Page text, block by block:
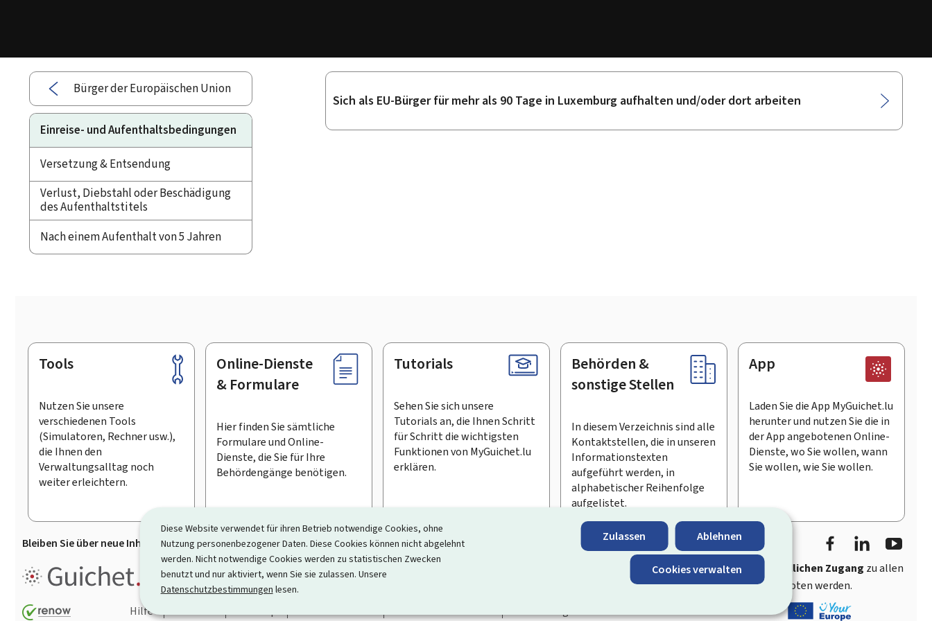
Diese Website verwendet für ihren Betrieb notwendige Cookies, ohne
Nutzung personenbezogener Daten. Diese Cookies können nicht abgelehnt
werden. Nicht notwendige Cookies werden zu statistischen Zwecken
benutzt und nur aktiviert, wenn Sie sie zulassen. Unsere
Datenschutzbestimmungen lesen.
Zulassen Ablehnen
Cookies verwalten
Bürger der Europäischen Union
Einreise- und Aufenthaltsbedingungen
Versetzung & Entsendung
Verlust, Diebstahl oder Beschädigung
des Aufenthaltstitels
Nach einem Aufenthalt von 5 Jahren
Unterrubriken
Sich als EU-Bürger für mehr als 90 Tage in Luxemburg aufhalten und/oder dort arbeiten
Footer
Tools
Nutzen Sie unsere
verschiedenen Tools
(Simulatoren, Rechner usw.),
die Ihnen den
Verwaltungsalltag noch
weiter erleichtern.
Online-Dienste
& Formulare
Hier finden Sie sämtliche
Formulare und Online-
Dienste, die Sie für Ihre
Behördengänge benötigen.
Tutorials
Sehen Sie sich unsere
Tutorials an, die Ihnen Schritt
für Schritt die wichtigsten
Funktionen von MyGuichet.lu
erklären.
Behörden &
sonstige Stellen
In diesem Verzeichnis sind alle
Kontaktstellen, die in unseren
Informationstexten
aufgeführt werden, in
alphabetischer Reihenfolge
aufgelistet.
App
Laden Sie die App MyGuichet.lu
herunter und nutzen Sie die in
der App angebotenen Online-
Dienste, wo Sie wollen, wann
Sie wollen, wie Sie wollen.
Bleiben Sie über neue Inhalte auf Guichet.lu informiert Den Newsletter abonnieren
FacebookLinkedIn
Guichet.lu ist ein Informationsportal, das Ihre Interaktion mit dem Staat vereinfacht schnellen und benutzerfreundlichen Zugang zu allen
Informationen, Behördengängen und Dienstleistungen, die von den Behörden und sonstigen öffentlichen Stellen Luxemburgs angeboten werden.
Hilfe